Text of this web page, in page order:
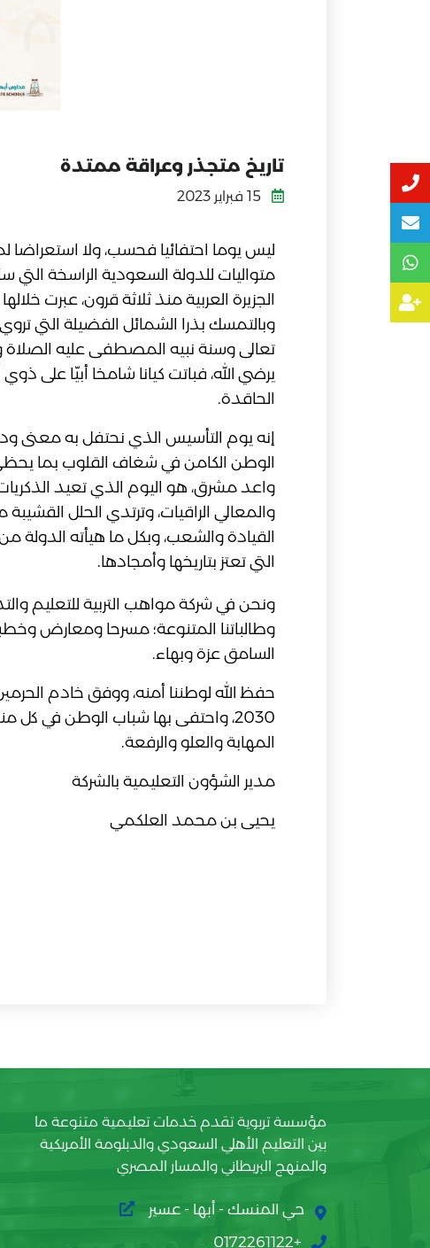
تاريخ متجذر وعراقة ممتدة
ليس يوما احتفائيا فحسب، ولا استعراضا
متواليات للدولة السعودية الراسخة
الجزيرة العربية منذ ثلاثة قرون، عبرت
وبالتمسك بذرا الشمائل الفضيلة التي
تعالى وسنة نبيه المصطفى عليه الصلاة
يرضي الله، فباتت كيانا شامخا أبيّا على
الحاقدة.
إنه يوم التأسيس الذي نحتفل به معنى
الوطن الكامن في شغاف القلوب بما
واعد مشرق، هو اليوم الذي تعيد
والمعالي الراقيات، وترتدي الحلل
القيادة والشعب، وبكل ما هيأته
التي تعتز بتاريخها وأمجادها.
ونحن في شركة مواهب التربية للتعليم
وطالباتنا المتنوعة؛ مسرحا ومعارض
السامق عزة وبهاء.
حفظ الله لوطننا أمنه، ووفق خادم
2030، واحتفى بها شباب الوطن في
المهابة والعلو والرفعة.
مدير الشؤون التعليمية بالشركة
يحيى بن محمد العلكمي
مؤسسة تربوية تقدم خدمات تعليمية متنوعة ما
بين التعليم الأهلي السعودي والدبلومة الأمريكية
والمنهج البريطاني والمسار المصري
حي المنسك - أبها - عسير
+0172261122